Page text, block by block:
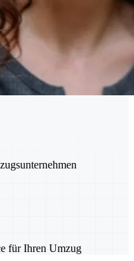
für Ihren Umzug